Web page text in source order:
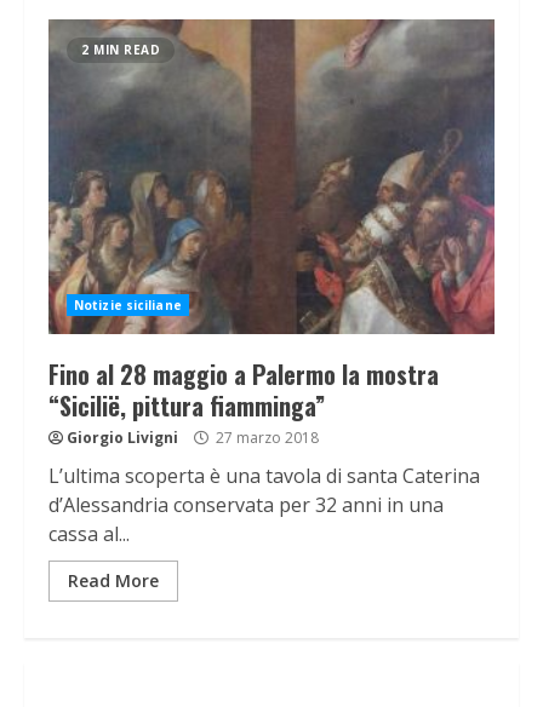
2 MIN READ
Notizie siciliane
Fino al 28 maggio a Palermo la mostra
“Sicilië, pittura fiamminga”
Giorgio Livigni 27 marzo 2018
L’ultima scoperta è una tavola di santa Caterina
d’Alessandria conservata per 32 anni in una
cassa al...
Read More